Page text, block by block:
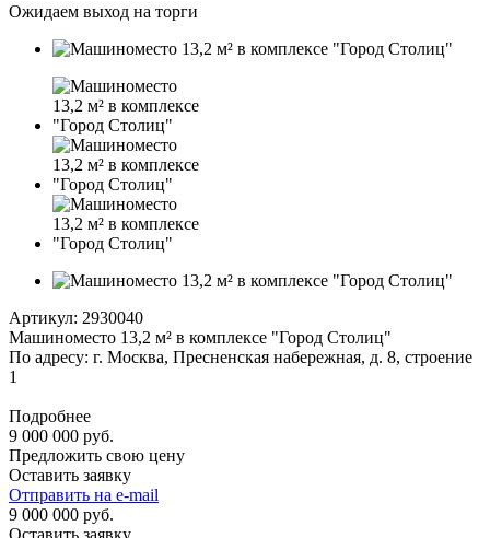
Ожидаем выход на торги
Артикул: 2930040
Машиноместо 13,2 м² в комплексе "Город Столиц"
По адресу: г. Москва, Пресненская набережная, д. 8, строение
1
Подробнее
9 000 000 руб.
Предложить свою цену
Оставить заявку
Отправить на e-mail
9 000 000 руб.
Оставить заявку